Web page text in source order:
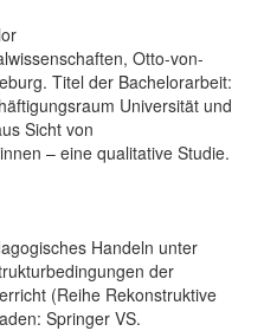
Otto-von-
Titel der Bachelorarbeit:
Universität und
Sicht von
– eine qualitative Studie.
Handeln unter
der
(Reihe Rekonstruktive
Springer VS.